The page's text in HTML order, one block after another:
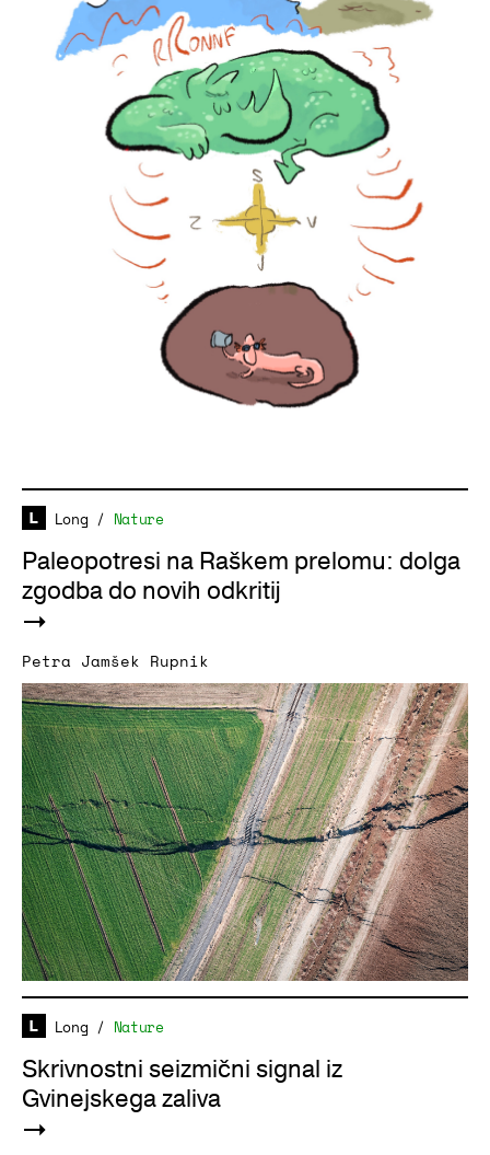
Long / Nature
Paleopotresi na Raškem prelomu: dolga
zgodba do novih odkritij
Petra Jamšek Rupnik
Long / Nature
Skrivnostni seizmični signal iz
Gvinejskega zaliva